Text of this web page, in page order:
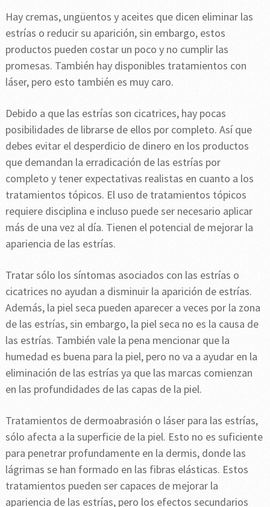
Hay cremas, ungüentos y aceites que dicen eliminar las
estrías o reducir su aparición, sin embargo, estos
productos pueden costar un poco y no cumplir las
promesas. También hay disponibles tratamientos con
láser, pero esto también es muy caro.
Debido a que las estrías son cicatrices, hay pocas
posibilidades de librarse de ellos por completo. Así que
debes evitar el desperdicio de dinero en los productos
que demandan la erradicación de las estrías por
completo y tener expectativas realistas en cuanto a los
tratamientos tópicos. El uso de tratamientos tópicos
requiere disciplina e incluso puede ser necesario aplicar
más de una vez al día. Tienen el potencial de mejorar la
apariencia de las estrías.
Tratar sólo los síntomas asociados con las estrías o
cicatrices no ayudan a disminuir la aparición de estrías.
Además, la piel seca pueden aparecer a veces por la zona
de las estrías, sin embargo, la piel seca no es la causa de
las estrías. También vale la pena mencionar que la
humedad es buena para la piel, pero no va a ayudar en la
eliminación de las estrías ya que las marcas comienzan
en las profundidades de las capas de la piel.
Tratamientos de dermoabrasión o láser para las estrías,
sólo afecta a la superficie de la piel. Esto no es suficiente
para penetrar profundamente en la dermis, donde las
lágrimas se han formado en las fibras elásticas. Estos
tratamientos pueden ser capaces de mejorar la
apariencia de las estrías, pero los efectos secundarios